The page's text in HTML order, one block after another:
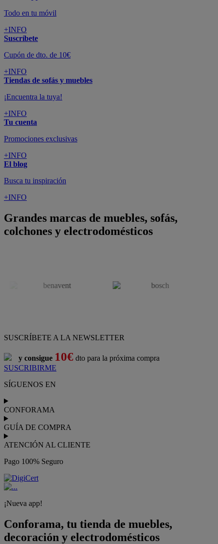
Todo en tu móvil
+INFO
Suscríbete
Cupón de dto. de 10€
+INFO
Tiendas de sofás y muebles
¡Encuentra la tuya!
+INFO
Tu cuenta
Promociones exclusivas
+INFO
El blog
Busca tu inspiración
+INFO
Grandes marcas de muebles, sofás,
colchones y electrodomésticos
SUSCRÍBETE A LA NEWSLETTER
y consigue 10€ dto para la próxima compra
SUSCRIBIRME
SÍGUENOS EN
CONFORAMA
GUÍA DE COMPRA
ATENCIÓN AL CLIENTE
Pago 100% Seguro
¡Nueva app!
Conforama, tu tienda de muebles,
decoración y electrodomésticos